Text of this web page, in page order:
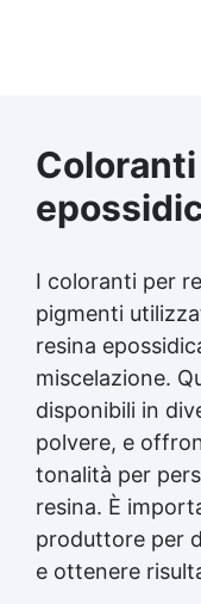
I coloranti per
pigmenti
resina
miscelazione.
disponibili in
polvere, e
tonalità per
resina. È
produttore per
e ottenere